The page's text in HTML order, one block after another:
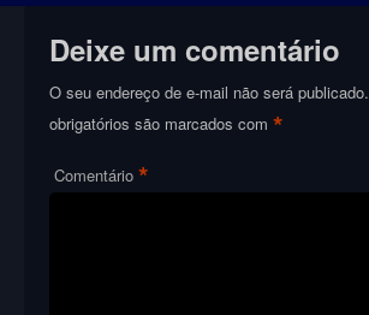
Deixe um comentário
O seu endereço de e-mail não será publicado.
obrigatórios são marcados com*
Comentário *